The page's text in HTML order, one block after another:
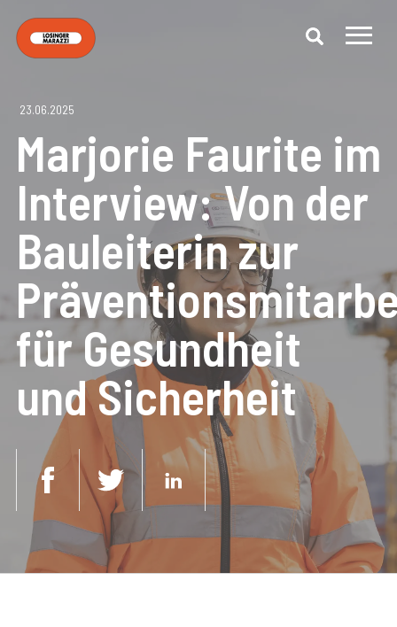
23.06.2025
Marjorie Faurite im
Interview: Von der
Bauleiterin zur
für Gesundheit
und Sicherheit